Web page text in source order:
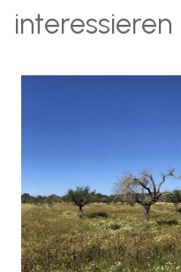
interessieren